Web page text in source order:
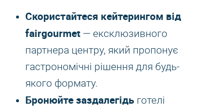
Скористайтеся кейтерингом від
fairgourmet — ексклюзивного
партнера центру, який пропонує
гастрономічні рішення для будь-
якого формату.
Бронюйте заздалегідь готелі